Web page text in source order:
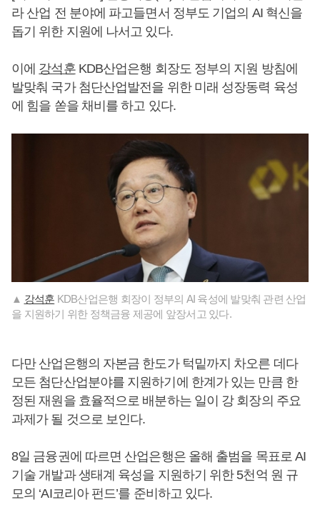
라 산업 전 분야에 파고들면서 정부도 기업의 AI 혁신을
돕기 위한 지원에 나서고 있다.
이에 강석훈KDB산업은행 회장도 정부의 지원 방침에
발맞춰 국가 첨단산업발전을 위한 미래 성장동력 육성
에 힘을 쏟을 채비를 하고 있다.
▲ 강석훈 KDB산업은행 회장이 정부의 AI 육성에 발맞춰 관련 산업
을 지원하기 위한 정책금융 제공에 앞장서고 있다.
다만 산업은행의 자본금 한도가 턱밑까지 차오른 데다
모든 첨단산업분야를 지원하기에 한계가 있는 만큼 한
정된 재원을 효율적으로 배분하는 일이 강 회장의 주요
과제가 될 것으로 보인다.
8일 금융권에 따르면 산업은행은 올해 출범을 목표로 AI
기술 개발과 생태계 육성을 지원하기 위한 5천억 원 규
모의 ‘AI코리아 펀드’를 준비하고 있다.